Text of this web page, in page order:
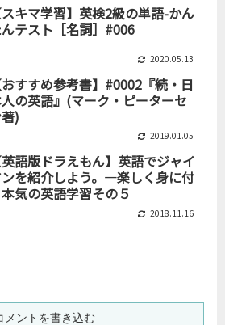
スキマ学習】英検2級の単語-かん
テスト［名詞］#006
2020.05.13
おすすめ参考書】#0002『続・日
の英語』(マーク・ピーターセ
)
2019.01.05
英語版ドラえもん】英語でジャイ
を紹介しよう。―楽しく身に付
本気の英語学習その５
2018.11.16
メントを書き込む